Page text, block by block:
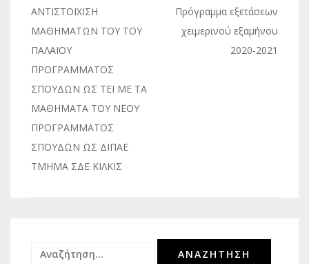
Πλοήγηση
άρθρων
ΑΝΤΙΣΤΟΙΧΙΣΗ
ΜΑΘΗΜΑΤΩΝ ΤΟΥ ΤΟΥ
ΠΑΛΑΙΟΥ
ΠΡΟΓΡΑΜΜΑΤΟΣ
ΣΠΟΥΔΩΝ ΩΣ ΤΕΙ ΜΕ ΤΑ
ΜΑΘΗΜΑΤΑ ΤΟΥ ΝΕΟΥ
ΠΡΟΓΡΑΜΜΑΤΟΣ
ΣΠΟΥΔΩΝ ΩΣ ΔΙΠΑΕ
ΤΜΗΜΑ ΣΔΕ ΚΙΛΚΙΣ
Πρόγραμμα εξετάσεων
χειμερινού εξαμήνου
2020-2021
Αναζήτηση